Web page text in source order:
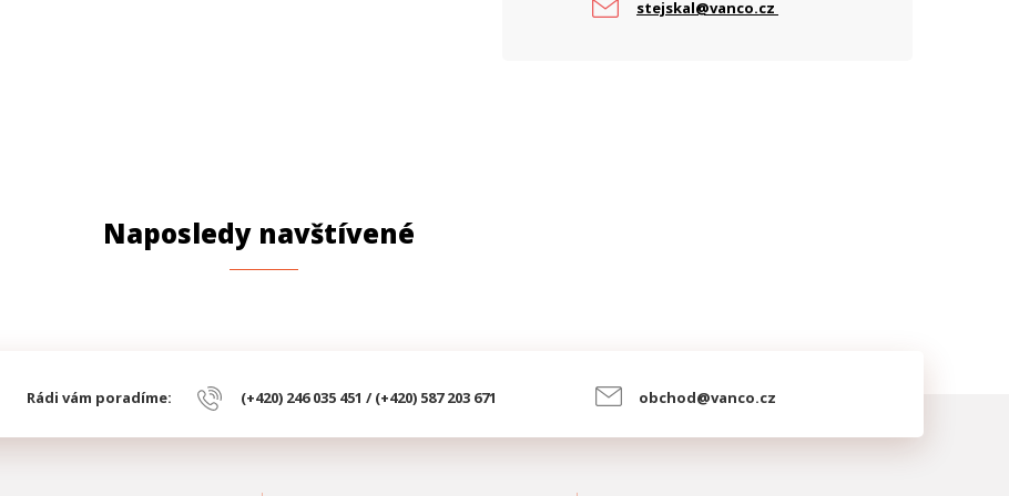
stejskal@vanco.cz
Naposledy navštívené
Rádi vám poradíme: (+420) 246 035 451 / (+420) 587 203 671 obchod@vanco.cz